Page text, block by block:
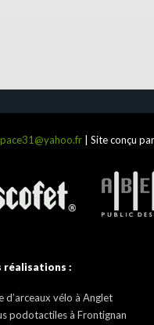
| Site conçu
réalisations :
d’arceaux vélo à Anglet
podotactiles à Frontignan